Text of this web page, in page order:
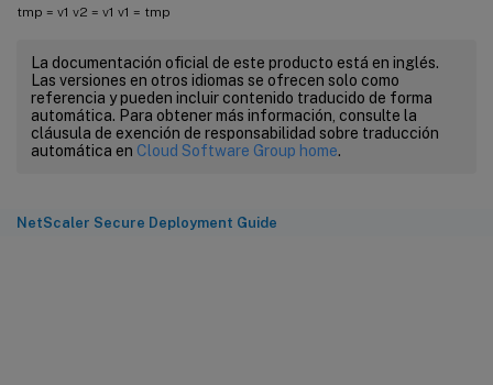
tmp = v1 v2 = v1 v1 = tmp
La documentación oficial de este producto está en inglés.
Las versiones en otros idiomas se ofrecen solo como
referencia y pueden incluir contenido traducido de forma
automática. Para obtener más información, consulte la
cláusula de exención de responsabilidad sobre traducción
automática en Cloud Software Group home.
NetScaler Secure Deployment Guide